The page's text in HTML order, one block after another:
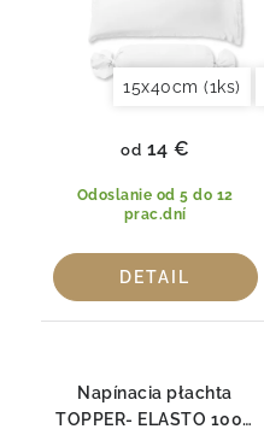
15x40cm (1ks)
Odoslanie od 5 do 12
prac.dní
od 14 €
DETAIL
Napínacia płachta
TOPPER- ELASTO 1000